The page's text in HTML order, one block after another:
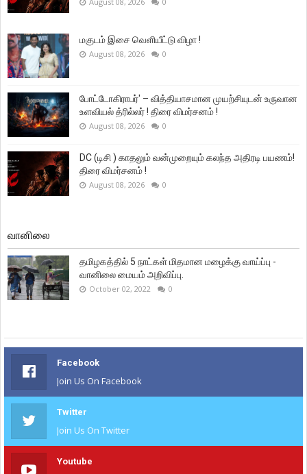
மகுடம் இசை வெளியீட்டு விழா !
August 08, 2026 0
போட்டோகிராபர்' – வித்தியாசமான முயற்சியுடன் உருவான
உளவியல் த்ரில்லர் ! திரை விமர்சனம் !
August 08, 2026 0
DC (டிசி ) காதலும் வன்முறையும் கலந்த அதிரடி பயணம்!
திரை விமர்சனம் !
August 08, 2026 0
வானிலை
தமிழகத்தில் 5 நாட்கள் மிதமான மழைக்கு வாய்ப்பு -
வானிலை மையம் அறிவிப்பு.
October 02, 2022 0
Facebook
Join Us On Facebook
Twitter
Join Us On Twitter
Youtube